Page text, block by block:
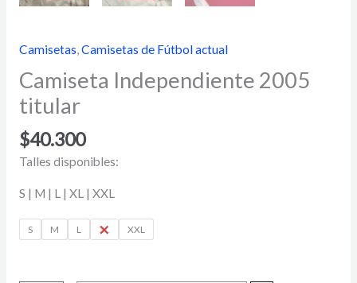
Camisetas Camisetas de Fútbol actual
Camiseta Independiente 2005
titular
$40.300
Talles disponibles:
S | M | L | XL | XXL
S M L XL XXL